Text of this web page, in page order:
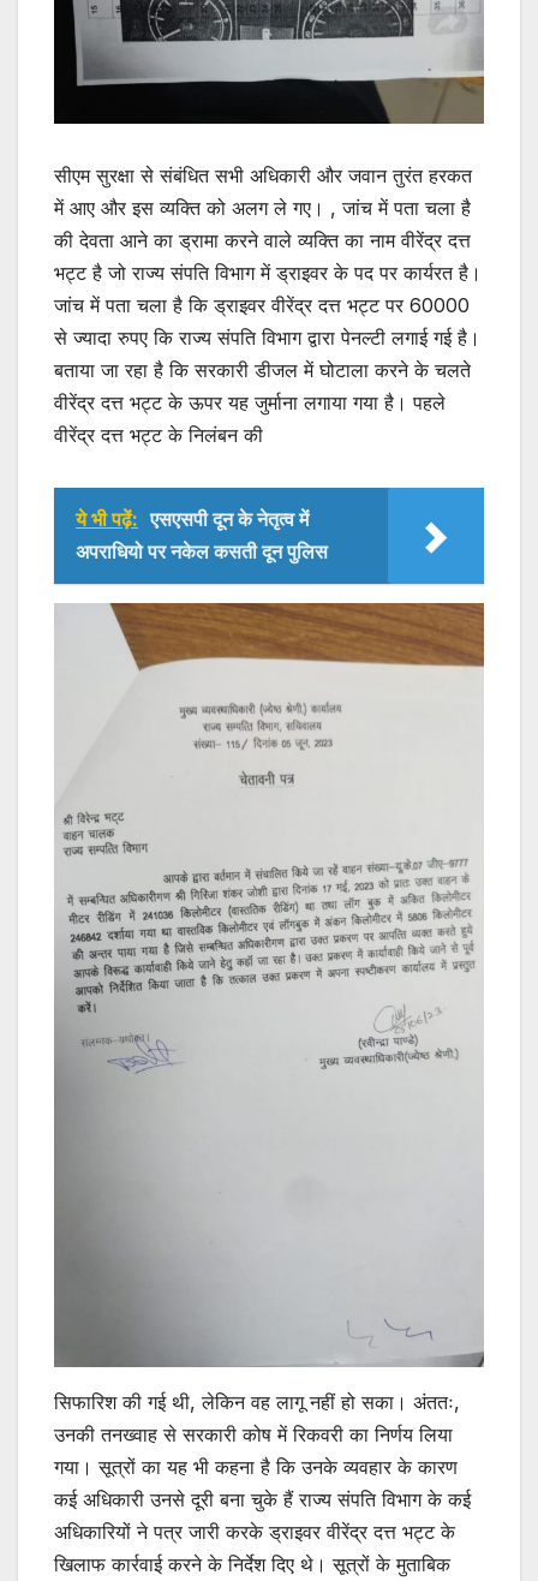
सीएम सुरक्षा से संबंधित सभी अधिकारी और जवान तुरंत हरकत
में आए और इस व्यक्ति को अलग ले गए। , जांच में पता चला है
की देवता आने का ड्रामा करने वाले व्यक्ति का नाम वीरेंद्र दत्त
भट्ट है जो राज्य संपति विभाग में ड्राइवर के पद पर कार्यरत है।
जांच में पता चला है कि ड्राइवर वीरेंद्र दत्त भट्ट पर 60000
से ज्यादा रुपए कि राज्य संपति विभाग द्वारा पेनल्टी लगाई गई है।
बताया जा रहा है कि सरकारी डीजल में घोटाला करने के चलते
वीरेंद्र दत्त भट्ट के ऊपर यह जुर्माना लगाया गया है। पहले
वीरेंद्र दत्त भट्ट के निलंबन की
ये भी पढ़ें: एसएसपी दून के नेतृत्व में
अपराधियो पर नकेल कसती दून पुलिस
सिफारिश की गई थी, लेकिन वह लागू नहीं हो सका। अंततः,
उनकी तनख्वाह से सरकारी कोष में रिकवरी का निर्णय लिया
गया। सूत्रों का यह भी कहना है कि उनके व्यवहार के कारण
कई अधिकारी उनसे दूरी बना चुके हैं राज्य संपति विभाग के कई
अधिकारियों ने पत्र जारी करके ड्राइवर वीरेंद्र दत्त भट्ट के
खिलाफ कार्रवाई करने के निर्देश दिए थे। सूत्रों के मुताबिक